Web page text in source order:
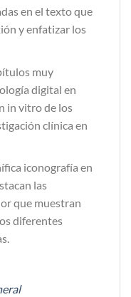
en el texto que
y enfatizar los
muy
digital en
in vitro de los
clínica en
iconografía en
las
que muestran
diferentes